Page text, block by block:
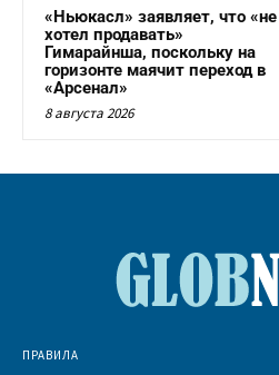
«Ньюкасл» заявляет, что «не
хотел продавать»
Гимарайнша, поскольку на
горизонте маячит переход в
«Арсенал»
8 августа 2026
ПРАВИЛА